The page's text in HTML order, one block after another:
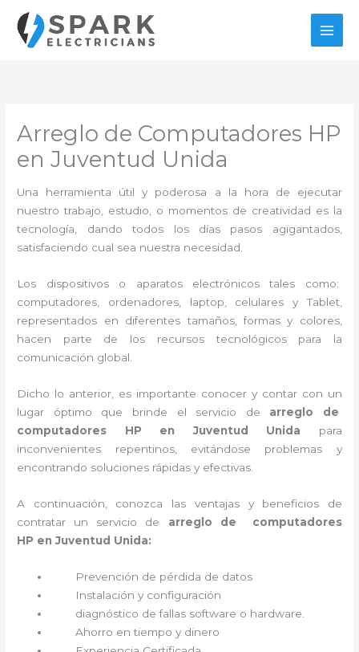
contenido
Arreglo de Computadores HP
en Juventud Unida
Una herramienta útil y poderosa a la hora de ejecutar
nuestro trabajo, estudio, o momentos de creatividad es la
tecnología, dando todos los días pasos agigantados,
satisfaciendo cual sea nuestra necesidad.
Los dispositivos o aparatos electrónicos tales como:
computadores, ordenadores, laptop, celulares y Tablet,
representados en diferentes tamaños, formas y colores,
hacen parte de los recursos tecnológicos para la
comunicación global.
Dicho lo anterior, es importante conocer y contar con un
lugar óptimo que brinde el servicio de arreglo de
computadores HP en Juventud Unida para
inconvenientes repentinos, evitándose problemas y
encontrando soluciones rápidas y efectivas.
A continuación, conozca las ventajas y beneficios de
contratar un servicio de arreglo de computadores
HP en Juventud Unida:
Prevención de pérdida de datos
Instalación y configuración
diagnóstico de fallas software o hardware
Ahorro en tiempo y dinero